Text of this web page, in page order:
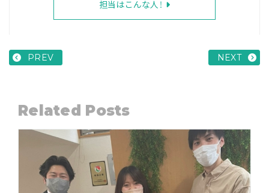
担当はこんな人！
PREV NEXT
Related Posts